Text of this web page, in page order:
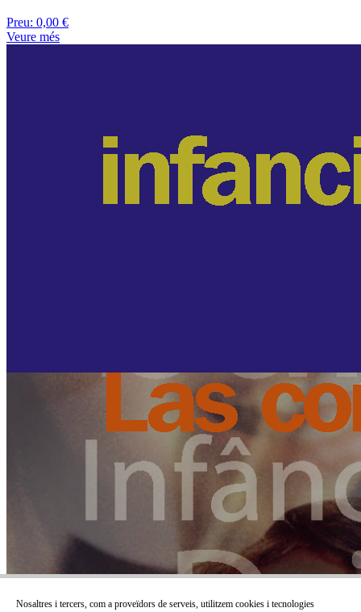
Preu: 0,00 €
Veure més
Nosaltres i tercers, com a proveïdors de serveis, utilitzem cookies i tecnologies